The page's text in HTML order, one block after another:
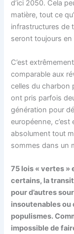
d’ici 2050. Cela
matière, tout ce
infrastructures de
seront toujours
C’est
comparable aux
celles du charbon
ont pris parfois
génération pour
européenne,
absolument tout
sommes dans un
75 lois « vertes »
certains, la
pour d’autres
insoutenables ou
populismes.
impossible de